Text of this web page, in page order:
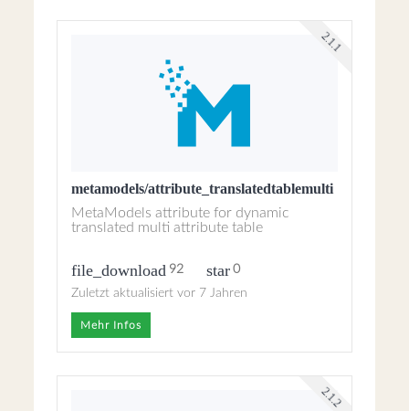
2.1.1
metamodels/attribute_translatedtablemulti
MetaModels attribute for dynamic
translated multi attribute table
file_download 92 star 0
Zuletzt aktualisiert vor 7 Jahren
Mehr Infos
2.1.2